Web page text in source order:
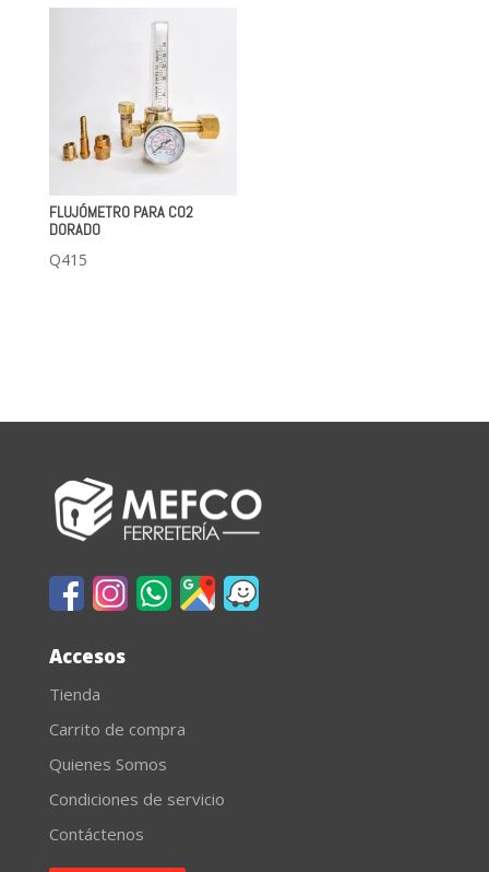
FLUJÓMETRO PARA CO2
DORADO
Q415
Accesos
Tienda
Carrito de compra
Quienes Somos
Condiciones de servicio
Contáctenos